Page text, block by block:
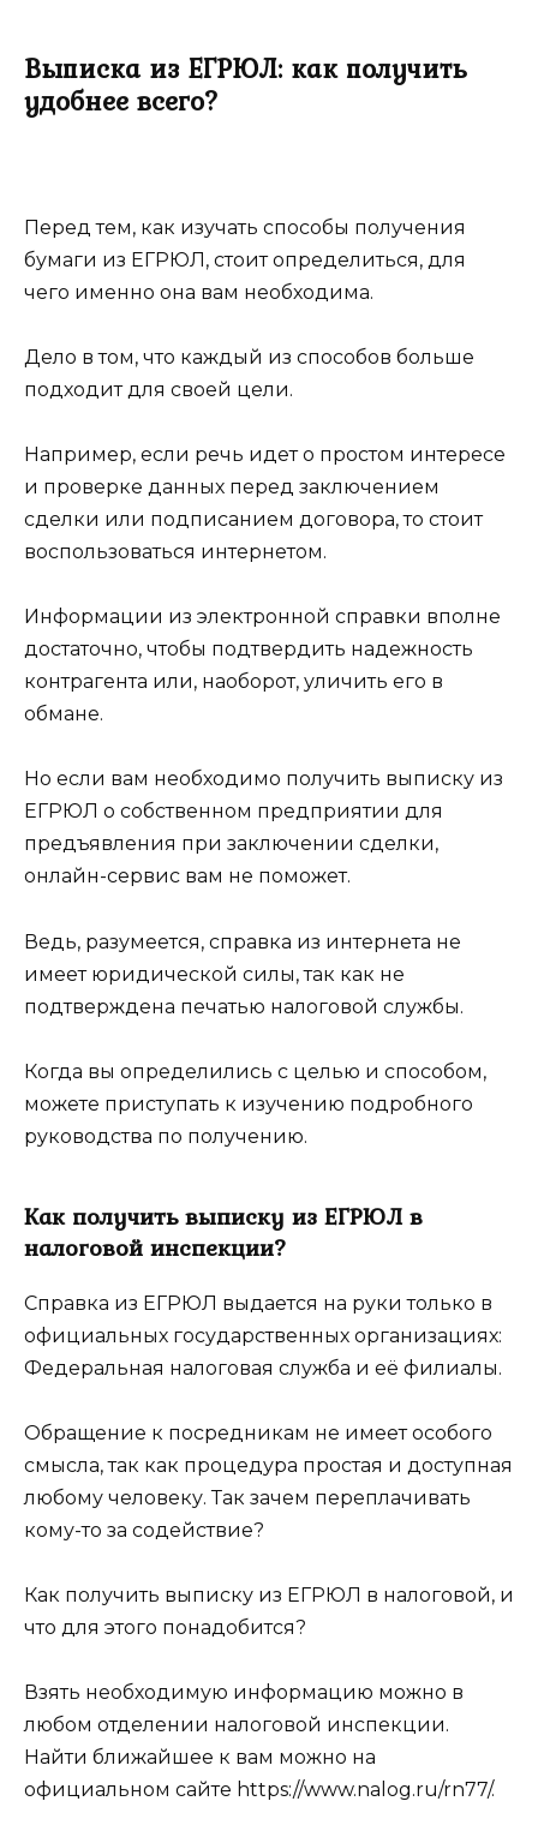
Выписка из ЕГРЮЛ: как получить
удобнее всего?
Перед тем, как изучать способы получения
бумаги из ЕГРЮЛ, стоит определиться, для
чего именно она вам необходима.
Дело в том, что каждый из способов больше
подходит для своей цели.
Например, если речь идет о простом интересе
и проверке данных перед заключением
сделки или подписанием договора, то стоит
воспользоваться интернетом.
Информации из электронной справки вполне
достаточно, чтобы подтвердить надежность
контрагента или, наоборот, уличить его в
обмане.
Но если вам необходимо получить выписку из
ЕГРЮЛ о собственном предприятии для
предъявления при заключении сделки,
онлайн-сервис вам не поможет.
Ведь, разумеется, справка из интернета не
имеет юридической силы, так как не
подтверждена печатью налоговой службы.
Когда вы определились с целью и способом,
можете приступать к изучению подробного
руководства по получению.
Как получить выписку из ЕГРЮЛ в
налоговой инспекции?
Справка из ЕГРЮЛ выдается на руки только в
официальных государственных организациях:
Федеральная налоговая служба и её филиалы.
Обращение к посредникам не имеет особого
смысла, так как процедура простая и доступная
любому человеку. Так зачем переплачивать
кому-то за содействие?
Как получить выписку из ЕГРЮЛ в налоговой, и
что для этого понадобится?
Взять необходимую информацию можно в
любом отделении налоговой инспекции.
Найти ближайшее к вам можно на
официальном сайте https://www.nalog.ru/rn77/.